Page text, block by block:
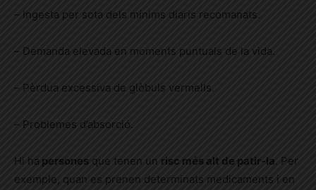
– Ingesta per sota dels mínims diaris recomanats.
– Demanda elevada en moments puntuals de la vida.
– Pèrdua excessiva de glòbuls vermells.
– Problemes d’absorció.
Hi ha persones que tenen un risc més alt de patir-la. Per
exemple, quan es prenen determinats medicaments i en